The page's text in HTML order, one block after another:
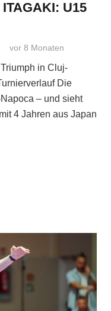
U15
vor 8 Monaten
in Cluj-
Die
– und sieht
4 Jahren aus Japan